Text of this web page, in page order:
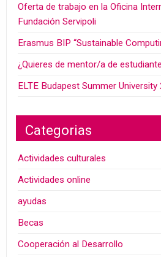
Oferta de trabajo en la Oficina
Fundación Servipoli
Erasmus BIP “Sustainable
¿Quieres de mentor/a de
ELTE Budapest Summer University
Categorias
Actividades culturales
Actividades online
ayudas
Becas
Cooperación al Desarrollo